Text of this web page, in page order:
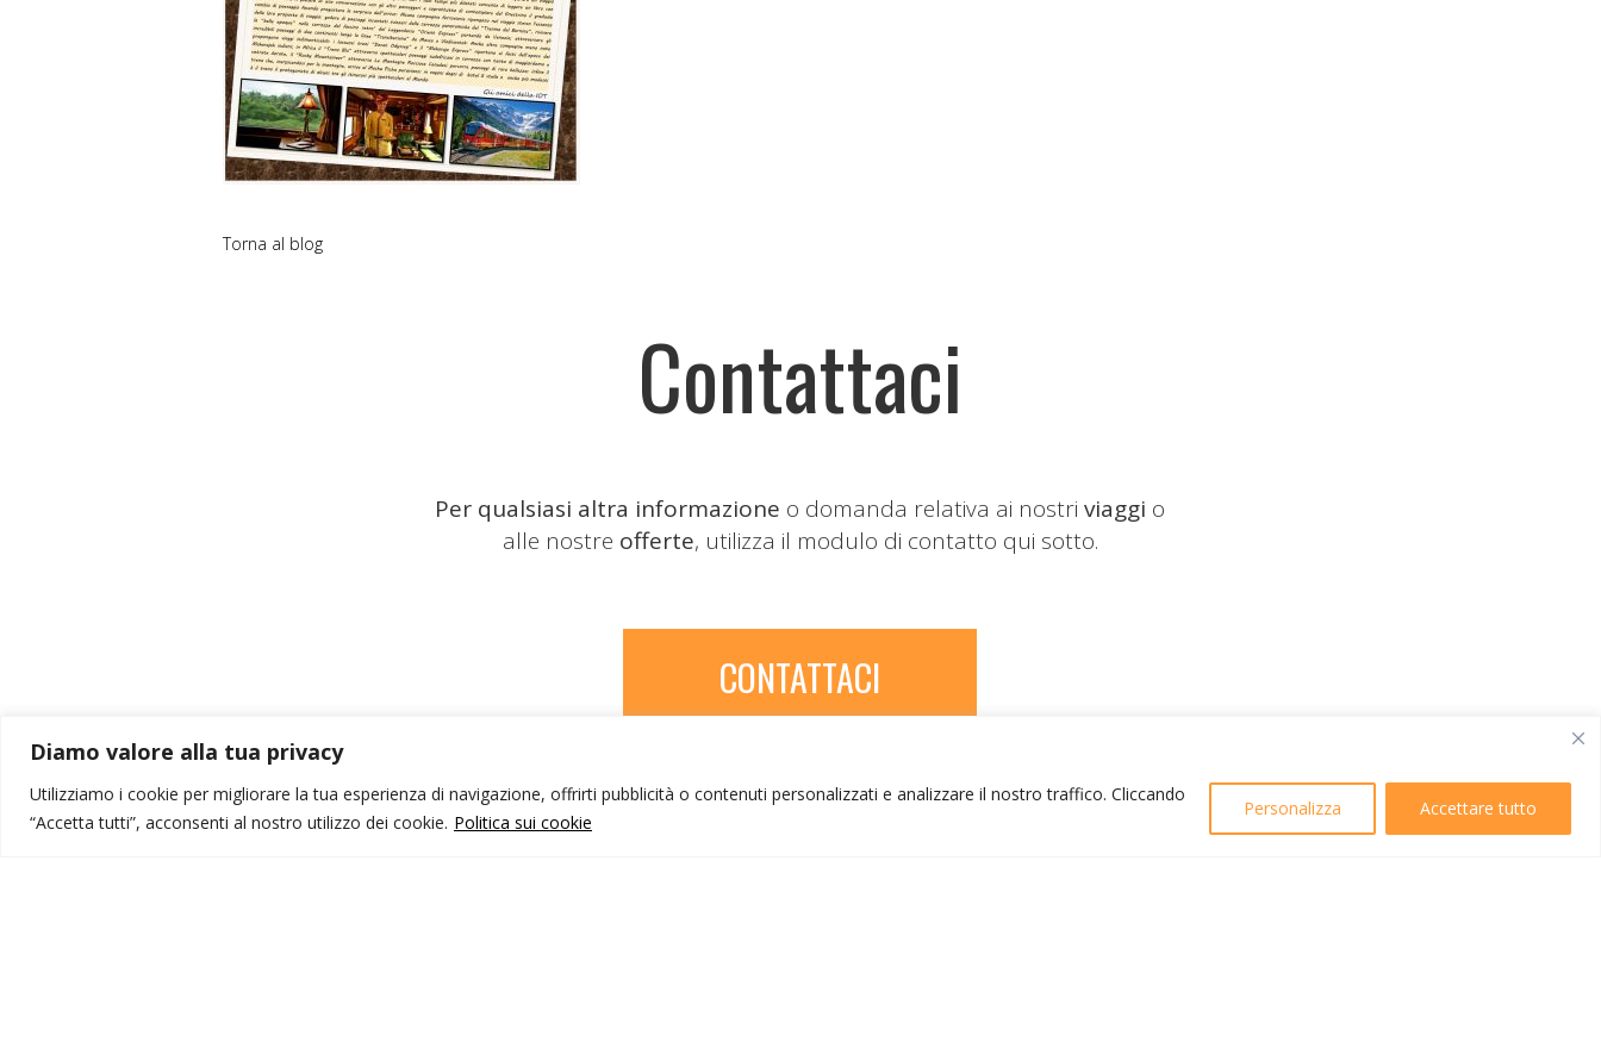
Diamo valore alla tua privacy
Utilizziamo i cookie per migliorare la tua esperienza di navigazione, offrirti pubblicità o contenuti personalizzati e analizzare il nostro traffico. Cliccando
“Accetta tutti”, acconsenti al nostro utilizzo dei cookie. Politica sui cookie
Personalizza Accettare tutto
Torna al blog
Contattaci
Per qualsiasi altra informazione o domanda relativa ai nostriviaggi o
alle nostre offerte, utilizza il modulo di contatto qui sotto.
CONTATTACI